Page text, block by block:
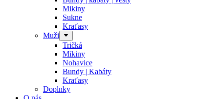
Mikiny
Sukne
Kraťasy
Muži
Tričká
Mikiny
Nohavice
Bundy | Kabáty
Kraťasy
Doplnky